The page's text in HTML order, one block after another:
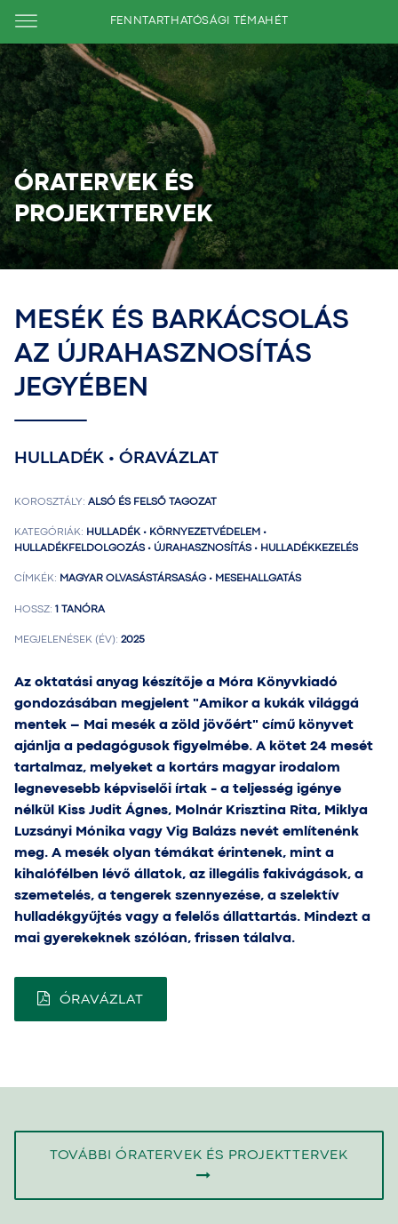
FENNTARTHATÓSÁGI TÉMAHÉT
ÓRATERVEK ÉS
PROJEKTTERVEK
MESÉK ÉS BARKÁCSOLÁS
AZ ÚJRAHASZNOSÍTÁS
JEGYÉBEN
HULLADÉK • ÓRAVÁZLAT
KOROSZTÁLY: ALSÓ ÉS FELSŐ TAGOZAT
KATEGÓRIÁK: HULLADÉK • KÖRNYEZETVÉDELEM •
HULLADÉKFELDOLGOZÁS • ÚJRAHASZNOSÍTÁS • HULLADÉKKEZELÉS
CÍMKÉK: MAGYAR OLVASÁSTÁRSASÁG • MESEHALLGATÁS
HOSSZ: 1 TANÓRA
MEGJELENÉSEK (ÉV): 2025
Az oktatási anyag készítője a Móra Könyvkiadó
gondozásában megjelent "Amikor a kukák világgá
mentek – Mai mesék a zöld jövőért" című könyvet
ajánlja a pedagógusok figyelmébe. A kötet 24 mesét
tartalmaz, melyeket a kortárs magyar irodalom
legnevesebb képviselői írtak - a teljesség igénye
nélkül Kiss Judit Ágnes, Molnár Krisztina Rita, Miklya
Luzsányi Mónika vagy Vig Balázs nevét említenénk
meg. A mesék olyan témákat érintenek, mint a
kihalófélben lévő állatok, az illegális fakivágások, a
szemetelés, a tengerek szennyezése, a szelektív
hulladékgyűjtés vagy a felelős állattartás. Mindezt a
mai gyerekeknek szólóan, frissen tálalva.
ÓRAVÁZLAT
TOVÁBBI ÓRATERVEK ÉS PROJEKTTERVEK